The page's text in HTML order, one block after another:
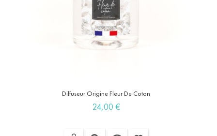
Diffuseur Origine Fleur De Coton
Prix
24,00 €